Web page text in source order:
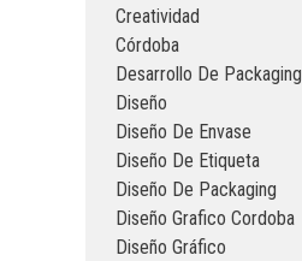
Creatividad
Córdoba
Desarrollo De Packaging
Diseño
Diseño De Envase
Diseño De Etiqueta
Diseño De Packaging
Diseño Grafico Cordoba
Diseño Gráfico